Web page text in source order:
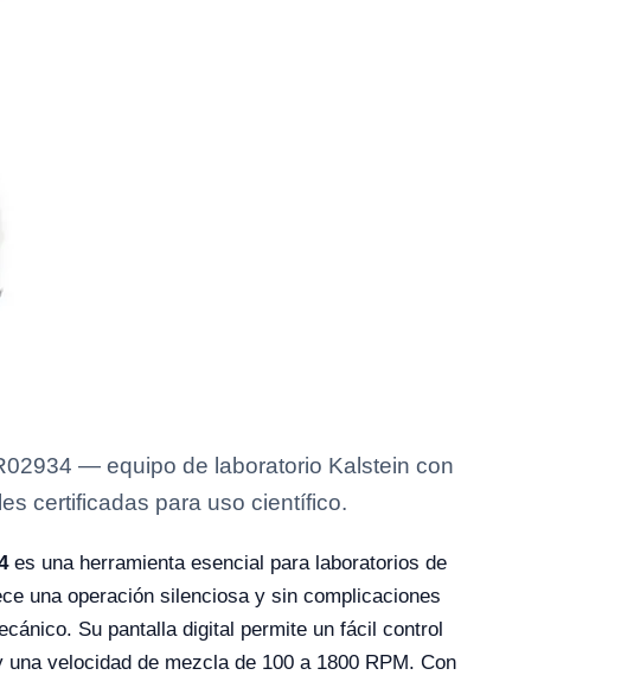
— equipo de laboratorio Kalstein con
certificadas para uso científico.
es una herramienta esencial para laboratorios de
una operación silenciosa y sin complicaciones
Su pantalla digital permite un fácil control
velocidad de mezcla de 100 a 1800 RPM. Con